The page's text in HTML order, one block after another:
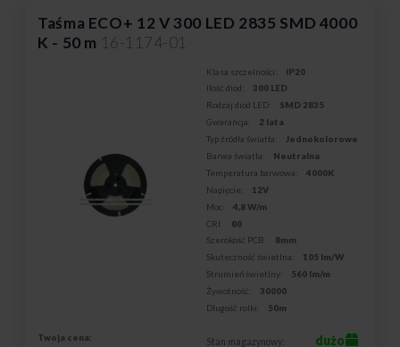
Taśma ECO+ 12 V 300 LED 2835 SMD 4000
K - 50 m 16-1174-01
Klasa szczelności:
IP20
Ilość diod:
300 LED
Rodzaj diod LED:
SMD 2835
Gwarancja:
2 lata
Typ źródła światła:
Jednokolorowe
Barwa światła:
Neutralna
Temperatura barwowa:
4000K
Napięcie:
12V
Moc:
4,8 W/m
CRI:
80
Szerokość PCB:
8mm
Skuteczność świetlna:
105 lm/W
Strumień świetlny:
560 lm/m
Żywotność:
30000
Długość rolki:
50m
Twoja cena: Stan magazynowy: dużo